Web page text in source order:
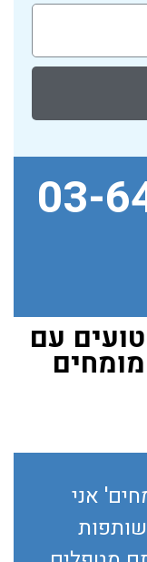
03-
עם
אני